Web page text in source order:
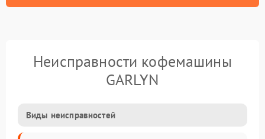
Неисправности кофемашины
GARLYN
Виды неисправностей